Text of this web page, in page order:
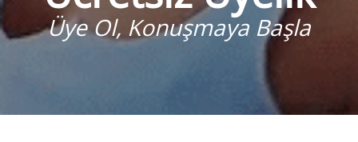
Üye Ol, Konuşmaya Başla